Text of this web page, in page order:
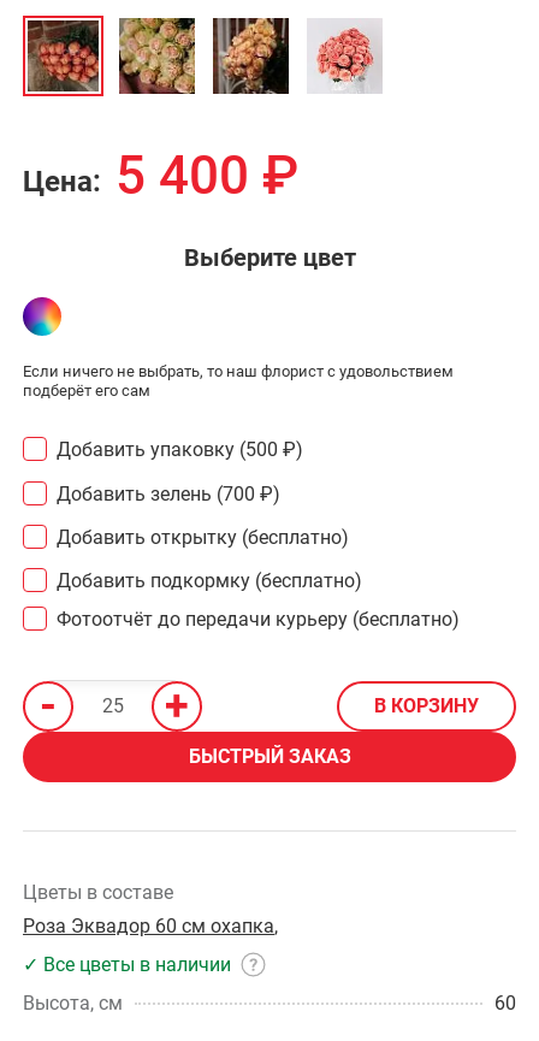
Цена: 5 400 ₽
Выберите цвет
Если ничего не выбрать, то наш флорист с удовольствием
подберёт его сам
Добавить упаковку (500 ₽)
Добавить зелень (700 ₽)
Добавить открытку (бесплатно)
Добавить подкормку (бесплатно)
Фотоотчёт до передачи курьеру (бесплатно)
- + В КОРЗИНУ
БЫСТРЫЙ ЗАКАЗ
Цветы в составе
Роза Эквадор 60 см охапка,
✓ Все цветы в наличии
Высота, см
60